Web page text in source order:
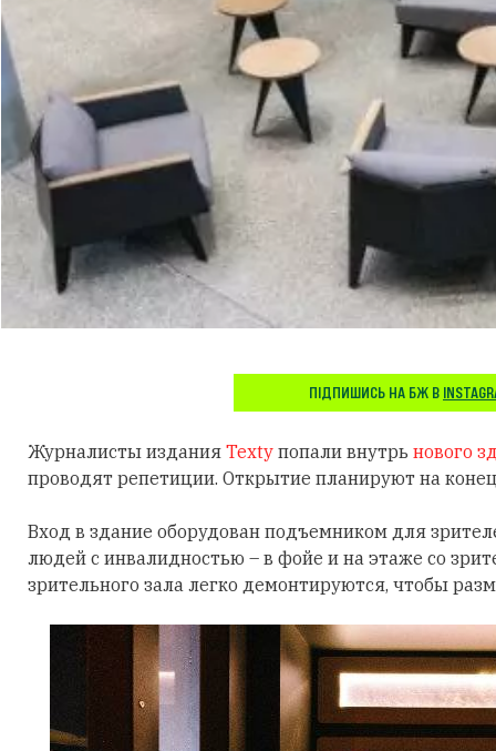
ПІДПИШИСЬ НА БЖ В
Журналисты издания Texty попали внутрь нового
проводят репетиции. Открытие планируют на
Вход в здание оборудован подъемником для
людей с инвалидностью – в фойе и на этаже со
зрительного зала легко демонтируются, чтобы